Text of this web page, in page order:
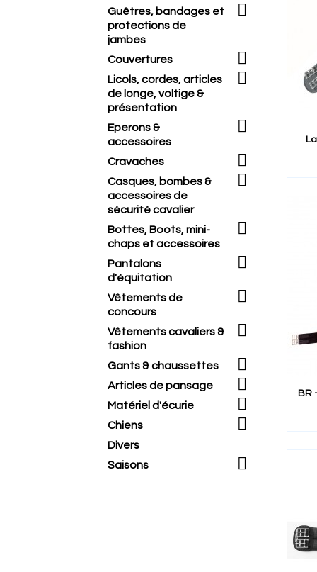
Guêtres, bandages et
protections de
jambes

Couvertures 
Licols, cordes, articles
de longe, voltige &
présentation

Eperons &
accessoires

Cravaches 
Casques, bombes &
accessoires de
sécurité cavalier

Bottes, Boots, mini-
chaps et accessoires

Pantalons
d'équitation

Vêtements de
concours

Vêtements cavaliers &
fashion

Gants & chaussettes 
Articles de pansage 
Matériel d'écurie 
Chiens 
Divers
Saisons

BR